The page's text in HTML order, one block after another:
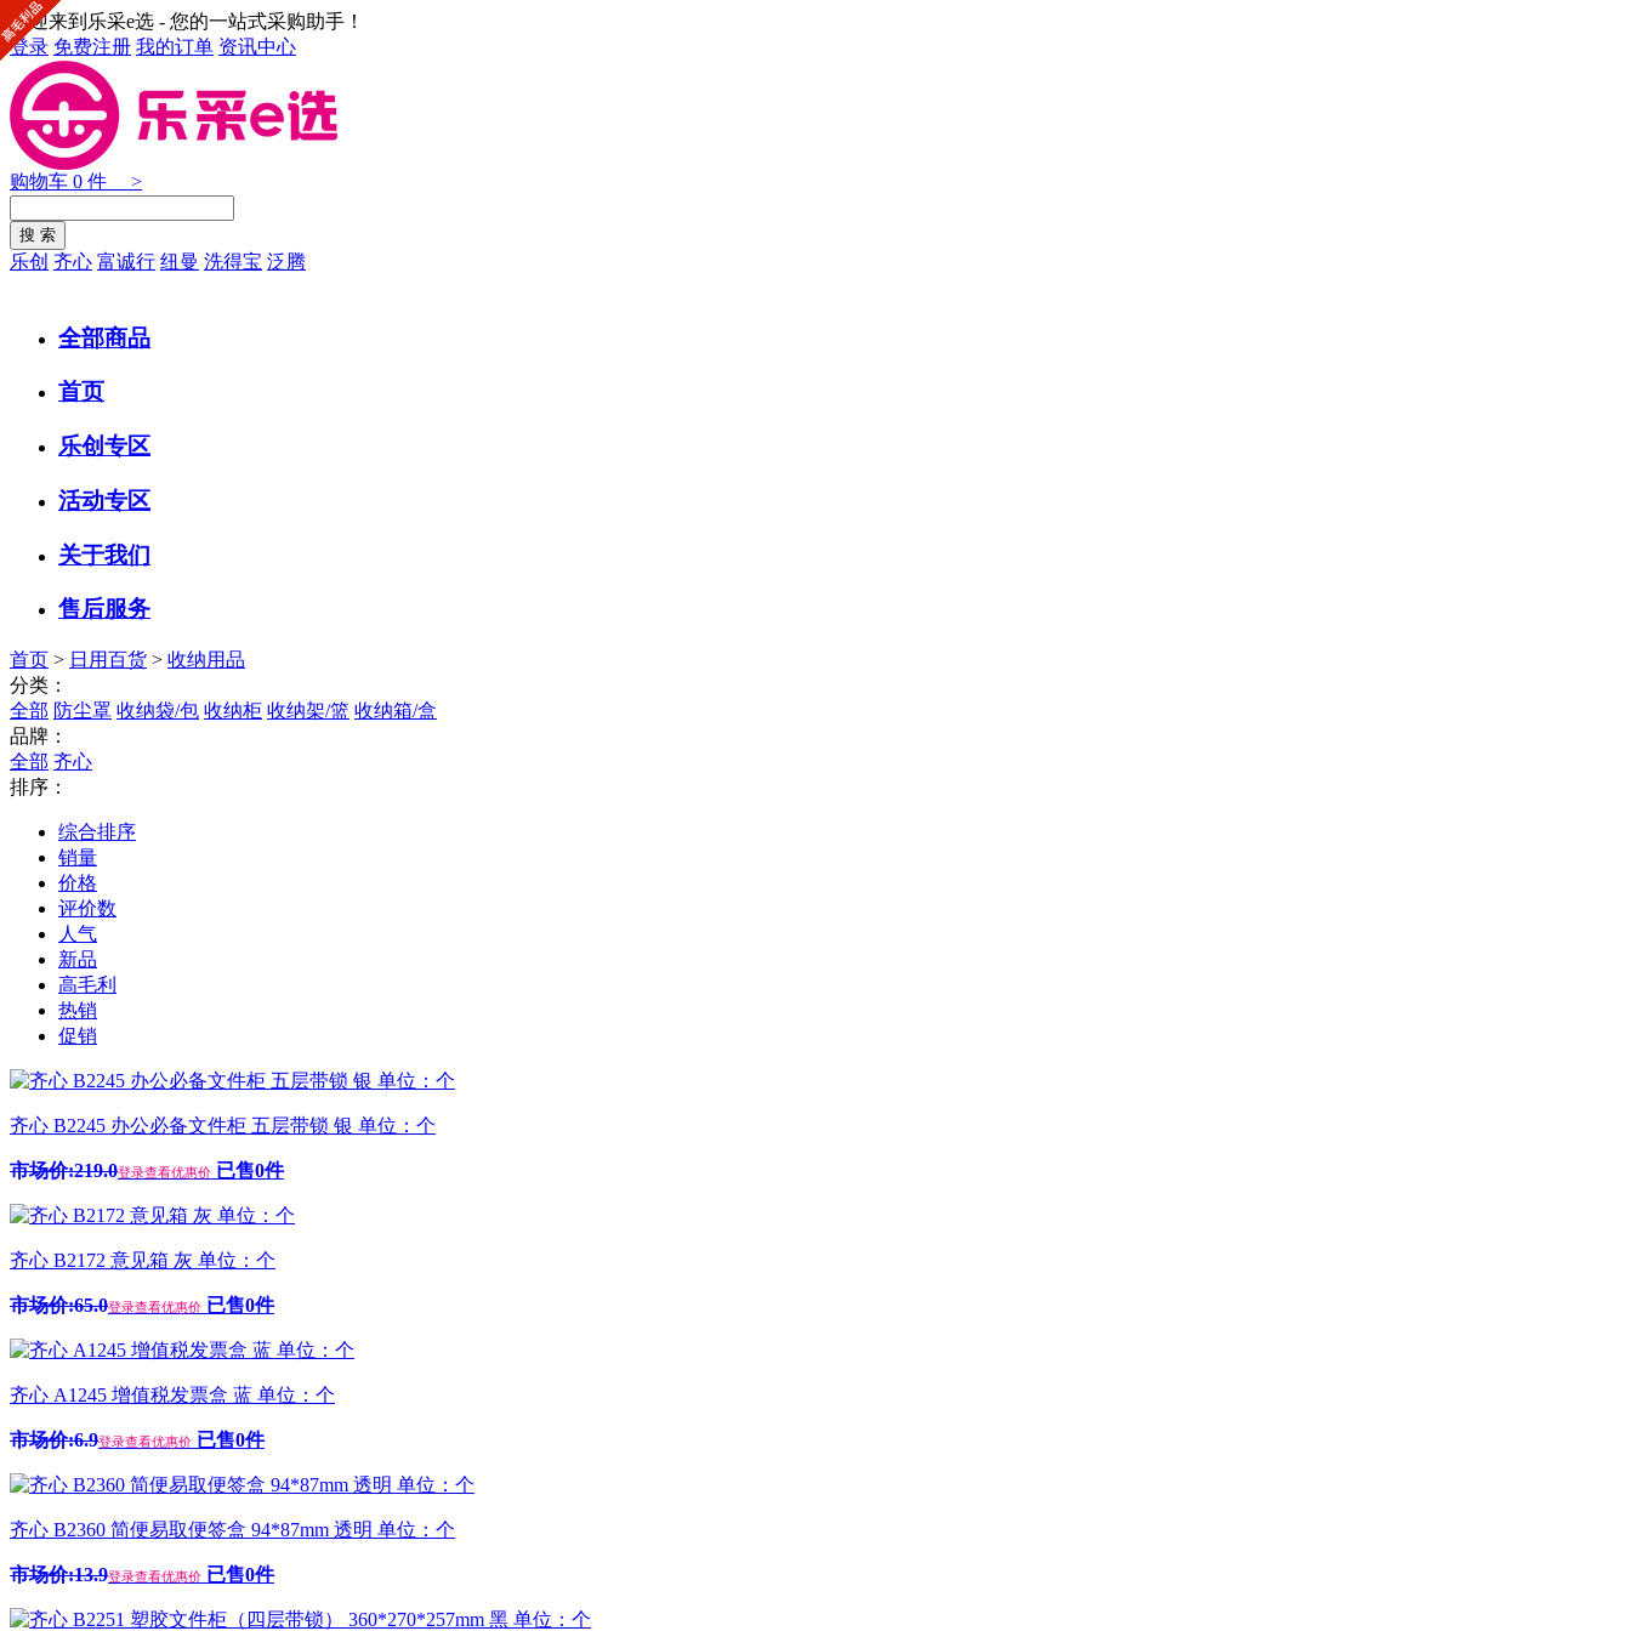
欢迎来到乐采e选 - 您的一站式采购助手！
登录 免费注册 我的订单 资讯中心
购物车 0 件 >
乐创 齐心 富诚行 纽曼 洗得宝 泛腾
全部商品
首页
乐创专区
活动专区
关于我们
售后服务
首页 > 日用百货 > 收纳用品
分类：
全部 防尘罩 收纳袋/包 收纳柜 收纳架/篮 收纳箱/盒
品牌：
全部 齐心
排序：
综合排序
销量
价格
评价数
人气
新品
高毛利
热销
促销
齐心 B2245 办公必备文件柜 五层带锁 银 单位：个
市场价:219.0登录查看优惠价 已售0件
齐心 B2172 意见箱 灰 单位：个
市场价:65.0登录查看优惠价 已售0件
齐心 A1245 增值税发票盒 蓝 单位：个
市场价:6.9登录查看优惠价 已售0件
齐心 B2360 简便易取便签盒 94*87mm 透明 单位：个
市场价:13.9登录查看优惠价 已售0件